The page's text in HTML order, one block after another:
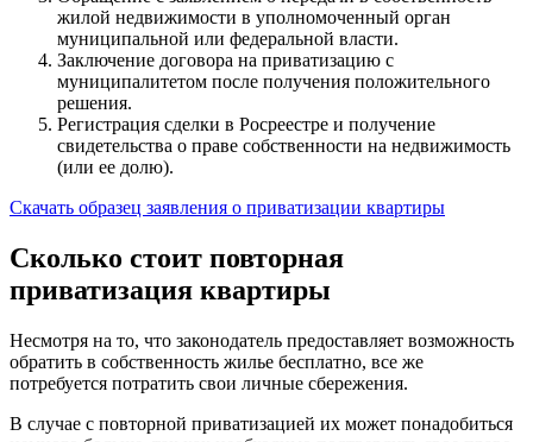
жилой недвижимости в уполномоченный орган
муниципальной или федеральной власти.
Заключение договора на приватизацию с
муниципалитетом после получения положительного
решения.
Регистрация сделки в Росреестре и получение
свидетельства о праве собственности на недвижимость
(или ее долю).
Скачать образец заявления о приватизации квартиры
Сколько стоит повторная
приватизация квартиры
Несмотря на то, что законодатель предоставляет возможность
обратить в собственность жилье бесплатно, все же
потребуется потратить свои личные сбережения.
В случае с повторной приватизацией их может понадобиться